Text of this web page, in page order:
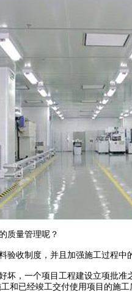
质量管理呢？
验收制度，并且加强施工过程中
坏，一个项目工程建设立项批
和已经竣工交付使用项目的施